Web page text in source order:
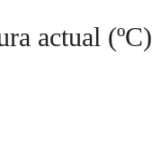
actual (ºC)